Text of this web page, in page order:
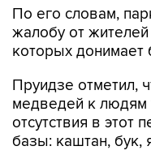
По его словам,
жалобу от
которых
Пруидзе отметил,
медведей к людям
отсутствия в этот
базы: каштан, бук,